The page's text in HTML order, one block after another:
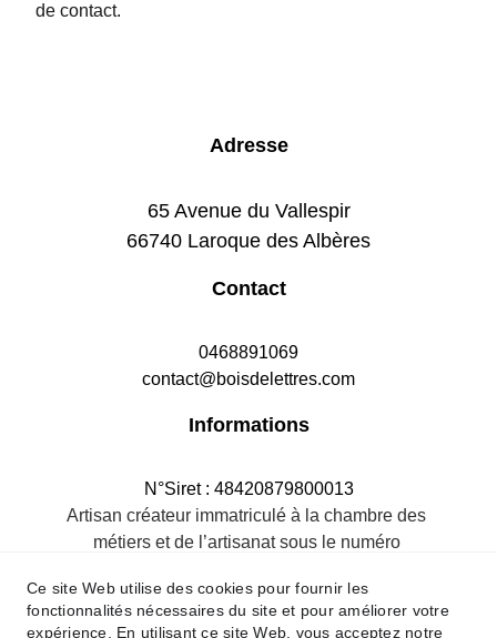
de contact.
Adresse
65 Avenue du Vallespir
66740 Laroque des Albères
Contact
0468891069
contact@boisdelettres.com
Informations
N°Siret : 48420879800013
Artisan créateur immatriculé à la chambre des
métiers et de l’artisanat sous le numéro
Ce site Web utilise des cookies pour fournir les
fonctionnalités nécessaires du site et pour améliorer votre
expérience. En utilisant ce site Web, vous acceptez notre